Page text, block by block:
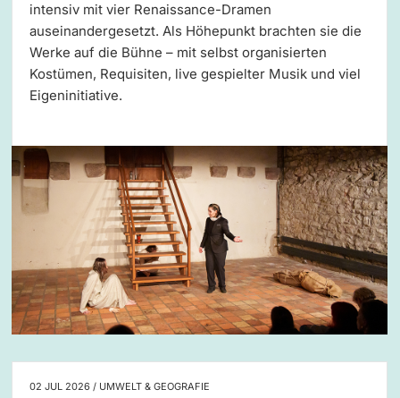
Inclusive University
Support Services Guide
Learning & Teaching
AI in learning and teaching
Digital learning
Language Center
Learning Spaces
University Library Basel
Lernbörse
intensiv mit vier Renaissance-Dramen
auseinandergesetzt. Als Höhepunkt brachten sie die
Werke auf die Bühne – mit selbst organisierten
Kostümen, Requisiten, live gespielter Musik und viel
Eigeninitiative.
02 JUL 2026 / UMWELT & GEOGRAFIE